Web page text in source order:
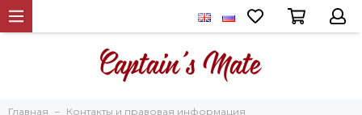
Главная Контакты и правовая информация